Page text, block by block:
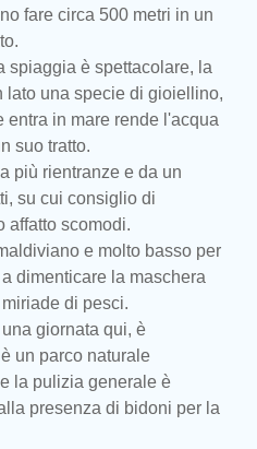
fare circa 500 metri in un
spiaggia è spettacolare, la
lato una specie di gioiellino,
in mare rende l'acqua
suo tratto.
più rientranze e da un
su cui consiglio di
affatto scomodi.
e molto basso per
dimenticare la maschera
di pesci.
giornata qui, è
un parco naturale
la pulizia generale è
presenza di bidoni per la